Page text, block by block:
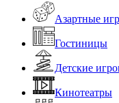
Азартные
Гостиницы
Детские
Кинотеатры